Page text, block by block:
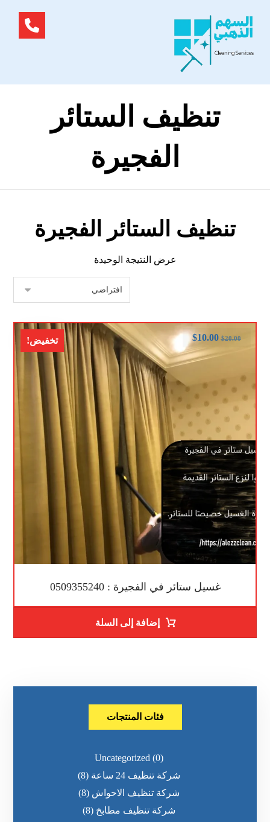
تنظيف الستائر
الفجيرة
تنظيف الستائر الفجيرة
عرض النتيجة الوحيدة
تخفيض!
غسيل ستائر في الفجيرة : 0509355240
$20.00
$10.00
إضافة إلى السلة
فئات المنتجات
Uncategorized (0)
شركة تنظيف 24 ساعة
(8)
شركة تنظيف الاحواش (8)
شركة تنظيف مطابخ (8)